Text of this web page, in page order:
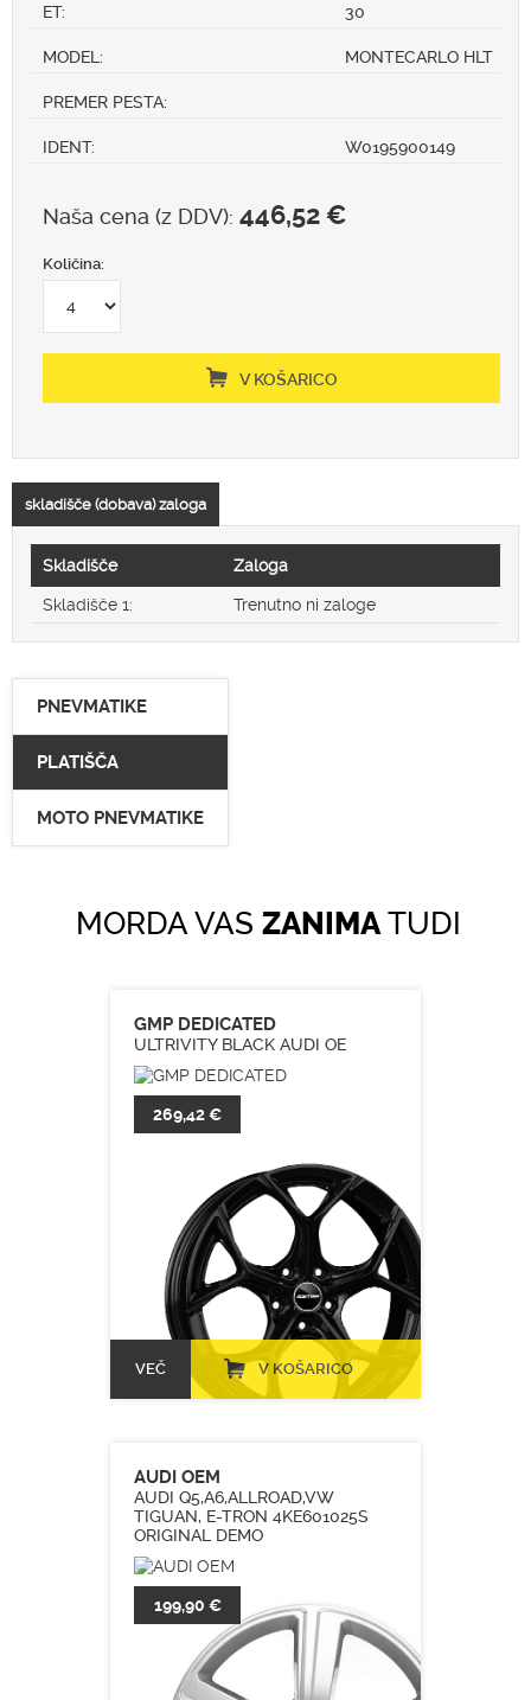
ET: 30
MODEL: MONTECARLO HLT
PREMER PESTA:
IDENT: W0195900149
Naša cena (z DDV): 446,52 €
Količina:
V KOŠARICO
skladišče (dobava) zaloga
Skladišče Zaloga
Skladišče 1: Trenutno ni zaloge
PNEVMATIKE
PLATIŠČA
MOTO PNEVMATIKE
MORDA VAS ZANIMATUDI
GMP DEDICATED
ULTRIVITY BLACK AUDI OE
269,42 €
VEČ V KOŠARICO
AUDI OEM
AUDI Q5,A6,ALLROAD,VW
TIGUAN, E-TRON 4KE601025S
ORIGINAL DEMO
199,90 €